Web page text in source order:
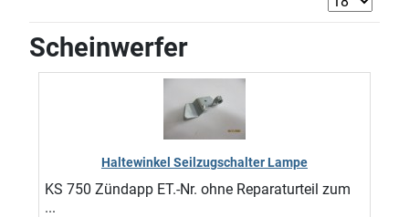
Scheinwerfer
Haltewinkel Seilzugschalter Lampe
KS 750 Zündapp ET.-Nr. ohne Reparaturteil zum
...